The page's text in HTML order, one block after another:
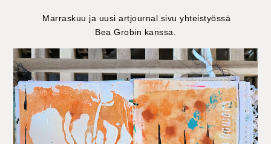
Marraskuu ja uusi artjournal sivu yhteistyössä
Bea Grobin kanssa.